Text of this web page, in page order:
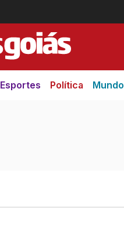
Esportes Política Mundo